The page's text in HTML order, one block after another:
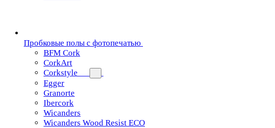
Пробковые полы с фотопечатью
BFM Cork
CorkArt
Corkstyle
Egger
Granorte
Ibercork
Wicanders
Wicanders Wood Resist ECO